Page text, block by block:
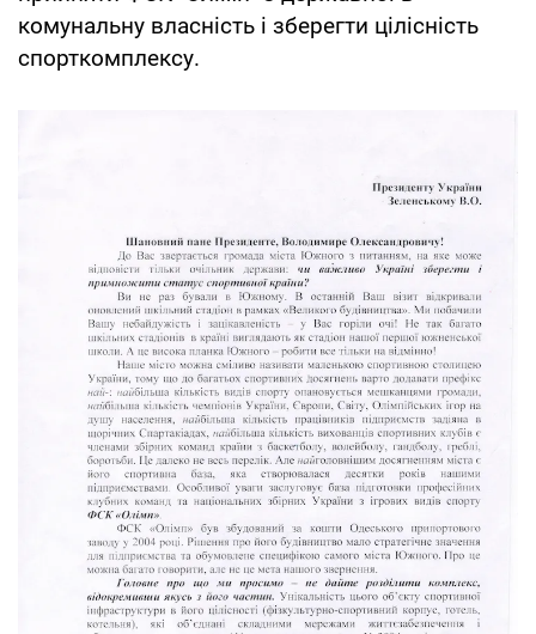
комунальну власність і зберегти цілісність
спорткомплексу.